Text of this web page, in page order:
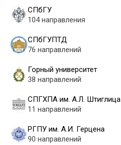
СПбГУ
104 направления
СПбГУПТД
76 направлений
Горный университет
38 направлений
СПГХПА им. А.Л. Штиглица
11 направлений
РГПУ им. А.И. Герцена
90 направлений